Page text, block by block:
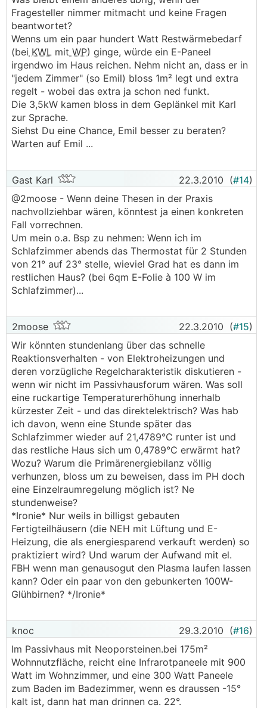
Fragesteller nimmer mitmacht und keine Fragen
beantwortet?
Wenns um ein paar hundert Watt Restwärmebedarf
(bei KWL mit WP) ginge, würde ein E-Paneel
irgendwo im Haus reichen. Nehm nicht an, dass er in
"jedem Zimmer" (so Emil) bloss 1m² legt und extra
regelt - wobei das extra ja schon ned funkt.
Die 3,5kW kamen bloss in dem Geplänkel mit Karl
zur Sprache.
Siehst Du eine Chance, Emil besser zu beraten?
Warten auf Emil ...
Gast Karl 22.3.2010 (#14)
@2moose - Wenn deine Thesen in der Praxis
nachvollziehbar wären, könntest ja einen konkreten
Fall vorrechnen.
Um mein o.a. Bsp zu nehmen: Wenn ich im
Schlafzimmer abends das Thermostat für 2 Stunden
von 21° auf 23° stelle, wieviel Grad hat es dann im
restlichen Haus? (bei 6qm E-Folie à 100 W im
Schlafzimmer)...
2moose 22.3.2010 (#15)
Wir könnten stundenlang über das schnelle
Reaktionsverhalten - von Elektroheizungen und
deren vorzügliche Regelcharakteristik diskutieren -
wenn wir nicht im Passivhausforum wären. Was soll
eine ruckartige Temperaturerhöhung innerhalb
kürzester Zeit - und das direktelektrisch? Was hab
ich davon, wenn eine Stunde später das
Schlafzimmer wieder auf 21,4789°C runter ist und
das restliche Haus sich um 0,4789°C erwärmt hat?
Wozu? Warum die Primärenergiebilanz völlig
verhunzen, bloss um zu beweisen, dass im PH doch
eine Einzelraumregelung möglich ist? Ne
stundenweise?
*Ironie* Nur weils in billigst gebauten
Fertigteilhäusern (die NEH mit Lüftung und E-
Heizung, die als energiesparend verkauft werden) so
praktiziert wird? Und warum der Aufwand mit el.
FBH wenn man genausogut den Plasma laufen lassen
kann? Oder ein paar von den gebunkerten 100W-
Glühbirnen? */Ironie*
knoc 29.3.2010 (#16)
Im Passivhaus mit Neoporsteinen.bei 175m²
Wohnnutzfläche, reicht eine Infrarotpaneele mit 900
Watt im Wohnzimmer, und eine 300 Watt Paneele
zum Baden im Badezimmer, wenn es draussen -15°
kalt ist, dann hat man drinnen ca. 22°.